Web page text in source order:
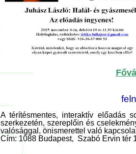
A térítésmentes, interaktív előadás
szerkezetén, szereplőin és
valósággal, önismerettel való kapcsol
Cím: 1088 Budapest, Szabó Ervin tér